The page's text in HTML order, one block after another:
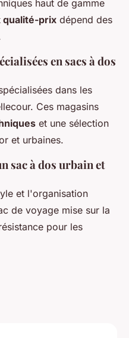
haut de gamme
qualité-prix dépend des
en sacs à dos
dans les
Ces magasins
et une sélection
et urbaines.
sac à dos urbain et
et l'organisation
de voyage mise sur la
pour les